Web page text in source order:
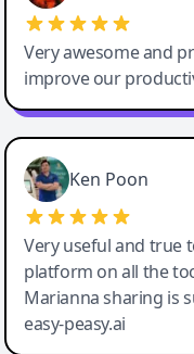
Very awesome and
improve our
Ken Poon
Very useful and true
platform on all the
Marianna sharing is
easy-peasy.ai